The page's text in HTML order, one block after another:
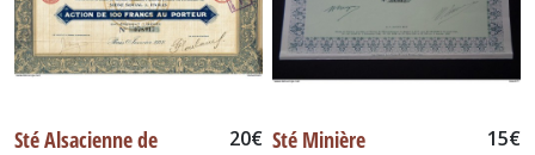
Sté Alsacienne de
20€ Sté Minière
15€